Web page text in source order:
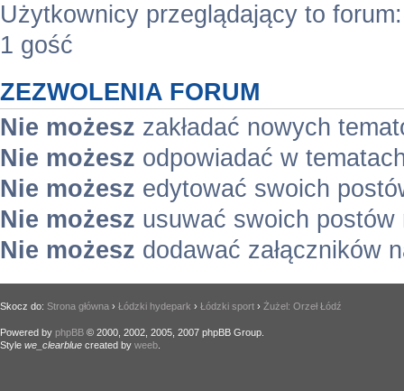
Użytkownicy przeglądający to
1 gość
ZEZWOLENIA FORUM
Nie możesz zakładać nowych
Nie możesz odpowiadać w
Nie możesz edytować swoich
Nie możesz usuwać swoich postów
Nie możesz dodawać załączników
Skocz do: Strona główna › Łódzki hydepark › Łódzki sport › Żużel: Orzeł Łódź
Powered by phpBB © 2000, 2002, 2005, 2007 phpBB Group.
Style we_clearblue created by weeb